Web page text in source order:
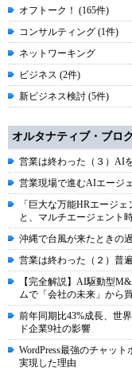
オフトーク！ (165件)
コンサルティング (1件)
ネットワーキング
ビジネス (2件)
新ビジネス検討 (5件)
オルタナティブ・ブロ
営業は終わった（３）AI
営業現場で進むAIエージ
「巨大な万能HRエージ
と、マルチエージェント
沖縄で台風が来たときの
営業は終わった（２）普
【完全解説】AI駆動型
ムで「会社の未来」から
前年同期比43%成長、世
ド企業9社の影響
WordPress最強のチャッ
実現した理由